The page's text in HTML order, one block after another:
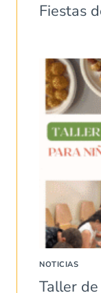
Fiestas
NOTICIAS
Taller